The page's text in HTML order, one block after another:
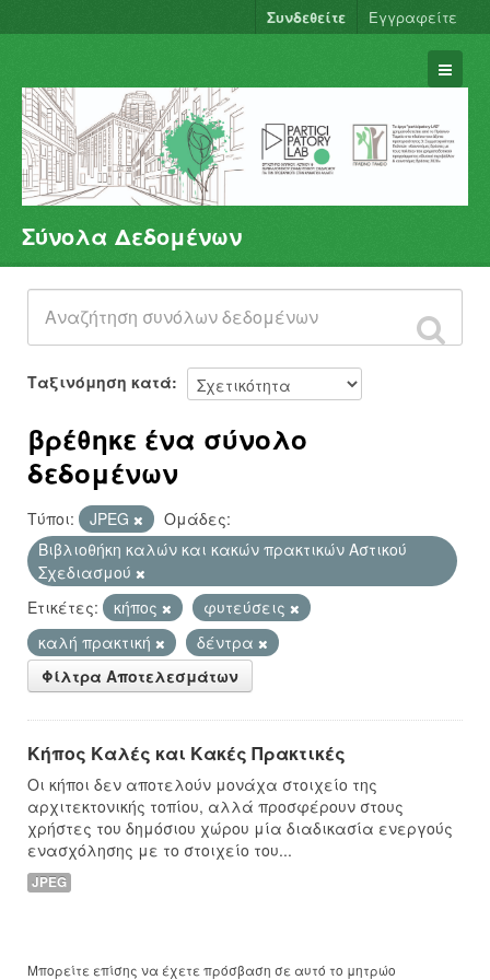
Συνδεθείτε Εγγραφείτε
Σύνολα Δεδομένων
Φορείς
Ομάδες
Σχετικά
Σύνολα Δεδομένων
Ταξινόμηση κατά
βρέθηκε ένα σύνολο
δεδομένων
Τύποι: JPEG
Ομάδες:
Βιβλιοθήκη καλών και κακών πρακτικών Αστικού
Σχεδιασμού
Ετικέτες:
κήπος
φυτεύσεις
καλή πρακτική
δέντρα
Φίλτρα Αποτελεσμάτων
Κήπος Καλές και Κακές Πρακτικές
Οι κήποι δεν αποτελούν μονάχα στοιχείο της
αρχιτεκτονικής τοπίου, αλλά προσφέρουν στους
χρήστες του δημόσιου χώρου μία διαδικασία ενεργούς
ενασχόλησης με το στοιχείο του...
JPEG
Μπορείτε επίσης να έχετε πρόσβαση σε αυτό το μητρώο